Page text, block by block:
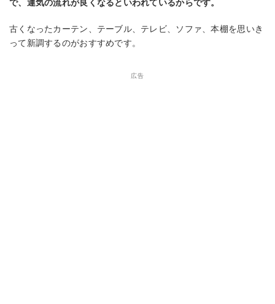
で、運気の流れが良くなるといわれているからです。
古くなったカーテン、テーブル、テレビ、ソファ、本棚を思いき
って新調するのがおすすめです。
広告